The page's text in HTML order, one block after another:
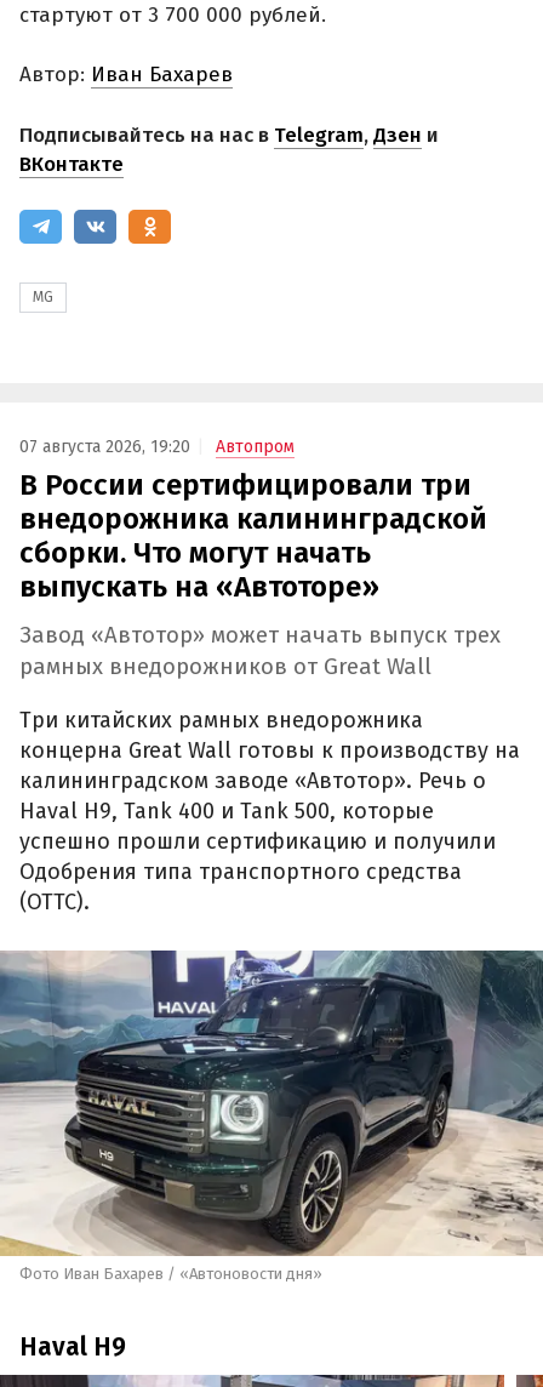
стартуют от 3 700 000 рублей.
Автор: Иван Бахарев
Подписывайтесь на нас в Telegram,Дзен и
ВКонтакте
MG
07 августа 2026, 19:20 Автопром
В России сертифицировали три
внедорожника калининградской
сборки. Что могут начать
выпускать на «Автоторе»
Завод «Автотор» может начать выпуск трех
рамных внедорожников от Great Wall
Три китайских рамных внедорожника
концерна Great Wall готовы к производству на
калининградском заводе «Автотор». Речь о
Haval H9, Tank 400 и Tank 500, которые
успешно прошли сертификацию и получили
Одобрения типа транспортного средства
(ОТТС).
Фото Иван Бахарев / «Автоновости дня»
Haval H9